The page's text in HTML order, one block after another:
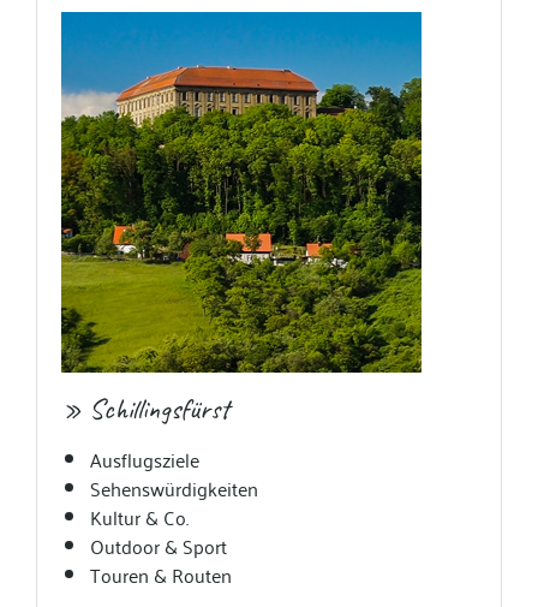
» Schillingsfürst
Ausflugsziele
Sehenswürdigkeiten
Kultur & Co.
Outdoor & Sport
Touren & Routen